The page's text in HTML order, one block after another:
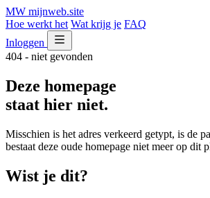
MW mijnweb.site
Hoe werkt het Wat krijg je FAQ
Inloggen
404 - niet gevonden
Deze homepage
staat hier niet.
Misschien is het adres verkeerd getypt, is de
bestaat deze oude homepage niet meer op dit
Wist je dit?